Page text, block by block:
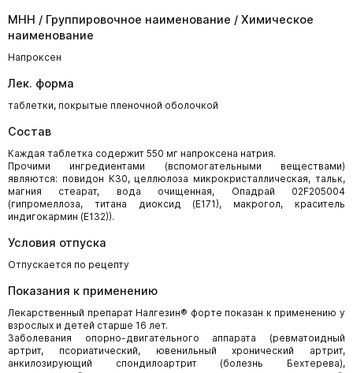
МНН / Группировочное наименование / Химическое
наименование
Напроксен
Лек. форма
таблетки, покрытые пленочной оболочкой
Состав
Каждая таблетка содержит 550 мг напроксена натрия.
Прочими ингредиентами (вспомогательными веществами)
являются: повидон К30, целлюлоза микрокристаллическая, тальк,
магния стеарат, вода очищенная, Опадрай 02F205004
(гипромеллоза, титана диоксид (Е171), макрогол, краситель
индигокармин (Е132)).
Условия отпуска
Отпускается по рецепту
Показания к применению
Лекарственный препарат Налгезин® форте показан к применению у
взрослых и детей старше 16 лет.
Заболевания опорно-двигательного аппарата (ревматоидный
артрит, псориатический, ювенильный хронический артрит,
анкилозирующий спондилоартрит (болезнь Бехтерева),